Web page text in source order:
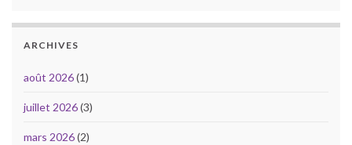
ARCHIVES
août 2026(1)
juillet 2026(3)
mars 2026(2)